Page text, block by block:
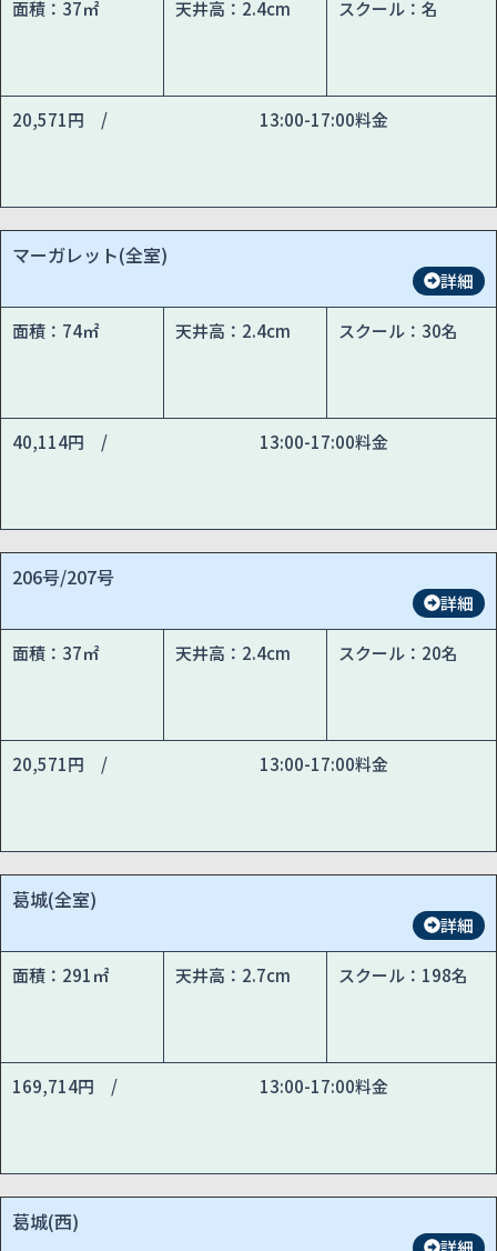
面積：37㎡ 天井高：2.4cm スクール：名
20,571円 / 13:00-17:00料金
マーガレット(全室)
詳細
面積：74㎡ 天井高：2.4cm スクール：30名
40,114円 / 13:00-17:00料金
206号/207号
詳細
面積：37㎡ 天井高：2.4cm スクール：20名
20,571円 / 13:00-17:00料金
葛城(全室)
詳細
面積：291㎡ 天井高：2.7cm スクール：198名
169,714円 / 13:00-17:00料金
葛城(西)